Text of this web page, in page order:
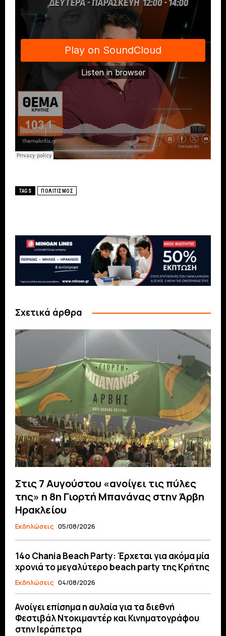
TAGS ΠΟΛΙΤΙΣΜΟΣ
Σχετικά άρθρα
Στις 7 Αυγούστου «ανοίγει τις πύλες
της» η 8η Γιορτή Μπανάνας στην Άρβη
Ηρακλείου
Εκδηλώσεις 05/08/2026
14ο Chania Beach Party: Έρχεται για ακόμα μία
χρονιά το μεγαλύτερο beach party της Κρήτης
Εκδηλώσεις 04/08/2026
Ανοίγει επίσημα η αυλαία για τα διεθνή
Φεστιβάλ Ντοκιμαντέρ και Κινηματογράφου
στην Ιεράπετρα